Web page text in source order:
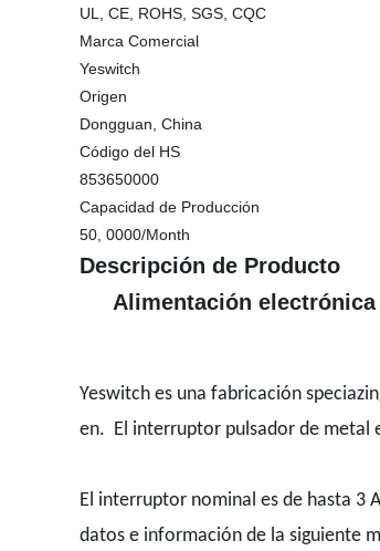
UL, CE, ROHS, SGS, CQC
Marca Comercial
Yeswitch
Origen
Dongguan, China
Código del HS
853650000
Capacidad de Producción
50, 0000/Month
Descripción de Producto
Alimentación electrónica
Yeswitch es una fabricación
en. El interruptor pulsador de metal
El interruptor nominal es de hasta 3
datos e información de la siguiente